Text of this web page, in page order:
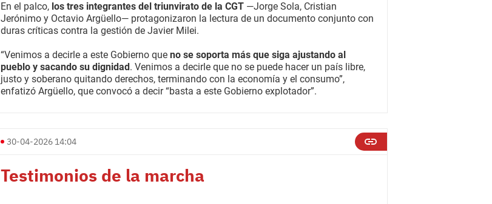
En el palco, los tres integrantes del triunvirato de la CGT —Jorge Sola, Cristian
Jerónimo y Octavio Argüello— protagonizaron la lectura de un documento conjunto con
duras críticas contra la gestión de Javier Milei.
“Venimos a decirle a este Gobierno que no se soporta más que siga ajustando al
pueblo y sacando su dignidad. Venimos a decirle que no se puede hacer un país libre,
justo y soberano quitando derechos, terminando con la economía y el consumo”,
enfatizó Argüello, que convocó a decir “basta a este Gobierno explotador”.
30-04-2026 14:04
Testimonios de la marcha